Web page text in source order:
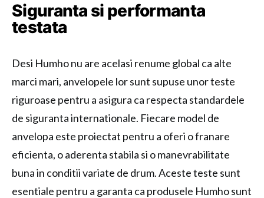
Siguranta si performanta
testata
Desi Humho nu are acelasi renume global ca alte
marci mari, anvelopele lor sunt supuse unor teste
riguroase pentru a asigura ca respecta standardele
de siguranta internationale. Fiecare model de
anvelopa este proiectat pentru a oferi o franare
eficienta, o aderenta stabila si o manevrabilitate
buna in conditii variate de drum. Aceste teste sunt
esentiale pentru a garanta ca produsele Humho sunt